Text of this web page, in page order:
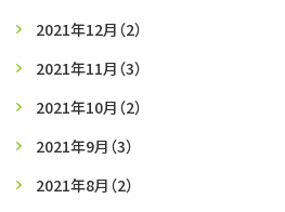
2021年12月 （2）
2021年11月 （3）
2021年10月 （2）
2021年9月 （3）
2021年8月 （2）